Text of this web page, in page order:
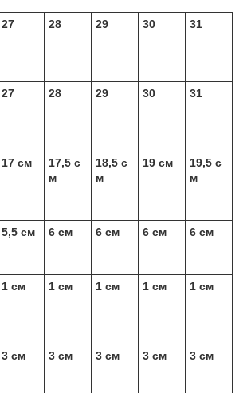
27 28 29 30 31
27 28 29 30 31
17 см
17,5 с
м
18,5 с
м
19 см
19,5 с
м
5,5 см 6 см 6 см 6 см 6 см
1 см 1 см 1 см 1 см 1 см
3 см 3 см 3 см 3 см 3 см